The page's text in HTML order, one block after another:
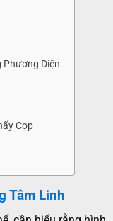
Phương Diện
Cọp
Tâm Linh